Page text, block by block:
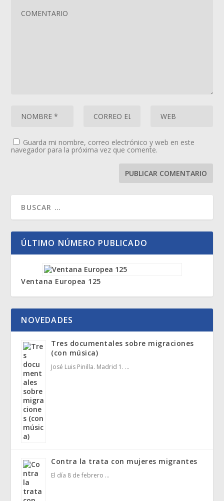
Guarda mi nombre, correo electrónico y web en este
navegador para la próxima vez que comente.
ÚLTIMO NÚMERO PUBLICADO
Ventana Europea 125
NOVEDADES
Tres documentales sobre migraciones
(con música)
José Luis Pinilla. Madrid 1. …
Contra la trata con mujeres migrantes
El día 8 de febrero …